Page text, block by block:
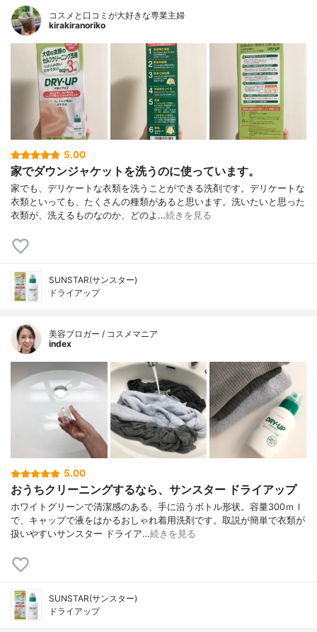
コスメと口コミが大好きな専業主婦
kirakiranoriko
5.00
家でダウンジャケットを洗うのに使っています。
家でも、デリケートな衣類を洗うことができる洗剤です。デリケートな
衣類といっても、たくさんの種類があると思います。洗いたいと思った
衣類が、洗えるものなのか、どのよ…続きを見る
SUNSTAR(サンスター)
ドライアップ
美容ブロガー / コスメマニア
index
5.00
おうちクリーニングするなら、サンスター ドライアップ
ホワイトグリーンで清潔感のある、手に沿うボトル形状。容量300ｍｌ
で、キャップで液をはかるおしゃれ着用洗剤です。取説が簡単で衣類が
扱いやすいサンスター ドライア…続きを見る
SUNSTAR(サンスター)
ドライアップ